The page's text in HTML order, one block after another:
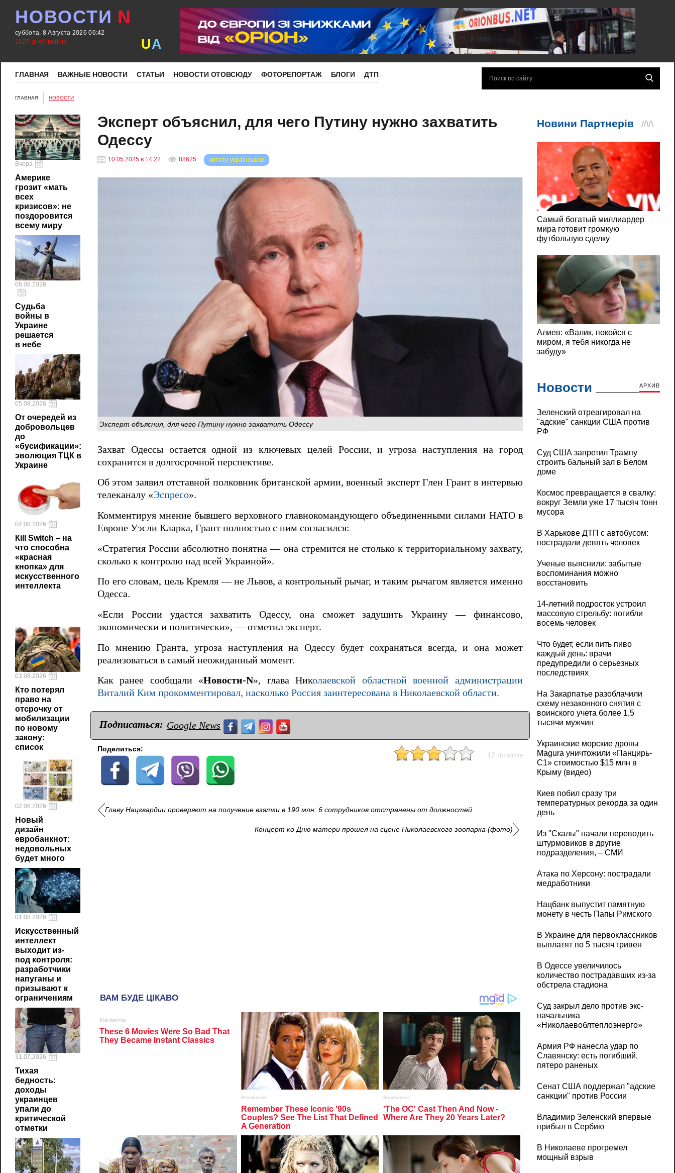
НОВОСТИ N
суббота, 8 Августа 2026 06:42
1627 дней войны
UA
ГЛАВНАЯ ВАЖНЫЕ НОВОСТИ СТАТЬИ НОВОСТИ ОТОВСЮДУ ФОТОРЕПОРТАЖ БЛОГИ ДТП
ГЛАВНАЯ НОВОСТИ
Вчера
Америке
грозит «мать
всех
кризисов»: не
поздоровится
всему миру
06.08.2026
Судьба
войны в
Украине
решается
в небе
05.08.2026
От очередей из
добровольцев
до
«бусификации»:
эволюция ТЦК в
Украине
04.08.2026
Кill Switch – на
что способна
«красная
кнопка» для
искусственного
интеллекта
03.08.2026
Кто потерял
право на
отсрочку от
мобилизации
по новому
закону:
список
02.08.2026
Новый
дизайн
евробанкнот:
недовольных
будет много
01.08.2026
Искусственный
интеллект
выходит из-
под контроля:
разработчики
напуганы и
призывают к
ограничениям
31.07.2026
Тихая
бедность:
доходы
украинцев
упали до
критической
отметки
Эксперт объяснил, для чего Путину нужно захватить
Одессу
10.05.2025 в 14:22 88625 читати українською
Эксперт объяснил, для чего Путину нужно захватить Одессу
Захват Одессы остается одной из ключевых целей России, и угроза наступления на город
сохранится в долгосрочной перспективе.
Об этом заявил отставной полковник британской армии, военный эксперт Глен Грант в интервью
телеканалу «Эспресо».
Комментируя мнение бывшего верховного главнокомандующего объединенными силами НАТО в
Европе Уэсли Кларка, Грант полностью с ним согласился:
«Стратегия России абсолютно понятна — она стремится не столько к территориальному захвату,
сколько к контролю над всей Украиной».
По его словам, цель Кремля — не Львов, а контрольный рычаг, и таким рычагом является именно
Одесса.
«Если России удастся захватить Одессу, она сможет задушить Украину — финансово,
экономически и политически», — отметил эксперт.
По мнению Гранта, угроза наступления на Одессу будет сохраняться всегда, и она может
реализоваться в самый неожиданный момент.
Как ранее сообщали «Новости-N», глава Николаевской областной военной администрации
Виталий Ким прокомментировал, насколько Россия заинтересована в Николаевской области.
Подписаться: Google News
Поделиться:
12 голосов
Главу Нацгвардии проверяют на получение взятки в 190 млн: 6 сотрудников отстранены от должностей
Концерт ко Дню матери прошел на сцене Николаевского зоопарка (фото)
Новости АРХИВ
Зеленский отреагировал на
"адские" санкции США против
РФ
Суд США запретил Трампу
строить бальный зал в Белом
доме
Космос превращается в свалку:
вокруг Земли уже 17 тысяч тонн
мусора
В Харькове ДТП с автобусом:
пострадали девять человек
Ученые выяснили: забытые
воспоминания можно
восстановить
14-летний подросток устроил
массовую стрельбу: погибли
восемь человек
Что будет, если пить пиво
каждый день: врачи
предупредили о серьезных
последствиях
На Закарпатье разоблачили
схему незаконного снятия с
воинского учета более 1,5
тысячи мужчин
Украинские морские дроны
Magura уничтожили «Панцирь-
С1» стоимостью $15 млн в
Крыму (видео)
Киев побил сразу три
температурных рекорда за один
день
Из "Скалы" начали переводить
штурмовиков в другие
подразделения, – СМИ
Атака по Херсону: пострадали
медработники
Нацбанк выпустит памятную
монету в честь Папы Римского
В Украине для первоклассников
выплатят по 5 тысяч гривен
В Одессе увеличилось
количество пострадавших из-за
обстрела стадиона
Суд закрыл дело против экс-
начальника
«Николаевоблтеплоэнерго»
Армия РФ нанесла удар по
Славянску: есть погибший,
пятеро раненых
Сенат США поддержал "адские
санкции" против России
Владимир Зеленский впервые
прибыл в Сербию
В Николаеве прогремел
мощный взрыв